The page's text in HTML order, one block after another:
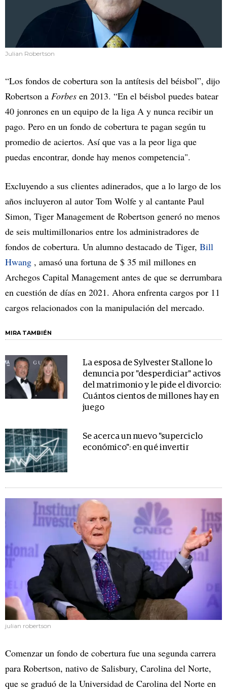
Julian Robertson
“Los fondos de cobertura son la antítesis del béisbol”, dijo
Robertson a Forbes en 2013. “En el béisbol puedes batear
40 jonrones en un equipo de la liga A y nunca recibir un
pago. Pero en un fondo de cobertura te pagan según tu
promedio de aciertos. Así que vas a la peor liga que
puedas encontrar, donde hay menos competencia".
Excluyendo a sus clientes adinerados, que a lo largo de los
años incluyeron al autor Tom Wolfe y al cantante Paul
Simon, Tiger Management de Robertson generó no menos
de seis multimillonarios entre los administradores de
fondos de cobertura. Un alumno destacado de Tiger, Bill
Hwang , amasó una fortuna de $ 35 mil millones en
Archegos Capital Management antes de que se derrumbara
en cuestión de días en 2021. Ahora enfrenta cargos por 11
cargos relacionados con la manipulación del mercado.
MIRA TAMBIÉN
La esposa de Sylvester Stallone lo
denuncia por "desperdiciar" activos
del matrimonio y le pide el divorcio:
Cuántos cientos de millones hay en
juego
Se acerca un nuevo "superciclo
económico": en qué invertir
julian robertson
Comenzar un fondo de cobertura fue una segunda carrera
para Robertson, nativo de Salisbury, Carolina del Norte,
que se graduó de la Universidad de Carolina del Norte en